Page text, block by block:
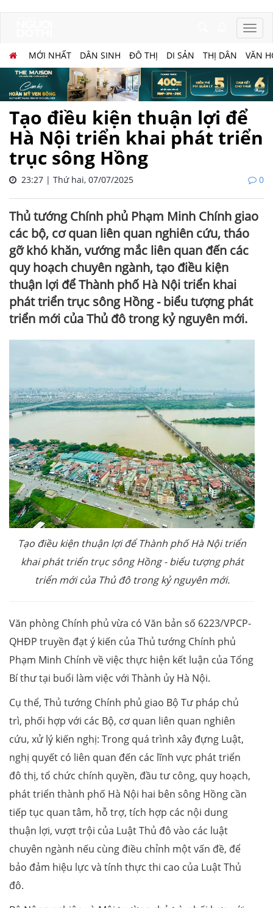
MỚI NHẤT DÂN SINH ĐÔ THỊ DI SẢN THỊ DÂN VĂN
Tạo điều kiện thuận lợi để
Hà Nội triển khai phát triển
trục sông Hồng
23:27 | Thứ hai, 07/07/2025 0
Thủ tướng Chính phủ Phạm Minh Chính giao
các bộ, cơ quan liên quan nghiên cứu, tháo
gỡ khó khăn, vướng mắc liên quan đến các
quy hoạch chuyên ngành, tạo điều kiện
thuận lợi để Thành phố Hà Nội triển khai
phát triển trục sông Hồng - biểu tượng phát
triển mới của Thủ đô trong kỷ nguyên mới.
Tạo điều kiện thuận lợi để Thành phố Hà Nội triển
khai phát triển trục sông Hồng - biểu tượng phát
triển mới của Thủ đô trong kỷ nguyên mới.
Văn phòng Chính phủ vừa có Văn bản số 6223/VPCP-
QHĐP truyền đạt ý kiến của Thủ tướng Chính phủ
Phạm Minh Chính về việc thực hiện kết luận của Tổng
Bí thư tại buổi làm việc với Thành ủy Hà Nội.
Cụ thể, Thủ tướng Chính phủ giao Bộ Tư pháp chủ
trì, phối hợp với các Bộ, cơ quan liên quan nghiên
cứu, xử lý kiến nghị: Trong quá trình xây đựng Luật,
nghị quyết có liên quan đến các lĩnh vực phát triển
đô thị, tổ chức chính quyền, đầu tư công, quy hoạch,
phát triển thành phố Hà Nội hai bên sông Hồng cần
tiếp tục quan tâm, hỗ trợ, tích hợp các nội dung
thuận lợi, vượt trội của Luật Thủ đô vào các luật
chuyên ngành nếu cùng điều chỉnh một vấn đề, để
bảo đảm hiệu lực và tính thực thi cao của Luật Thủ
đô.